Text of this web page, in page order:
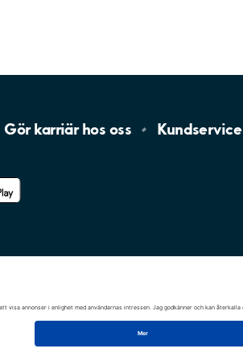
Gör karriär hos oss Kundservice